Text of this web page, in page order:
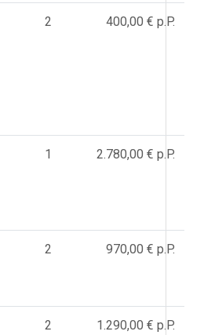
2 400,00 € p.P.
1 2.780,00 € p.P.
2 970,00 € p.P.
2 1.290,00 € p.P.